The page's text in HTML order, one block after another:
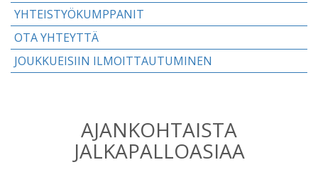
YHTEISTYÖKUMPPANIT
OTA YHTEYTTÄ
JOUKKUEISIIN ILMOITTAUTUMINEN
AJANKOHTAISTA
JALKAPALLOASIAA